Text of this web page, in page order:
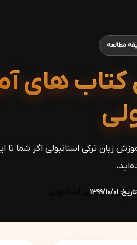
کتاب های
زبان ترکی استانبولی اگر شما تا
تاریخ: 1399/10/01